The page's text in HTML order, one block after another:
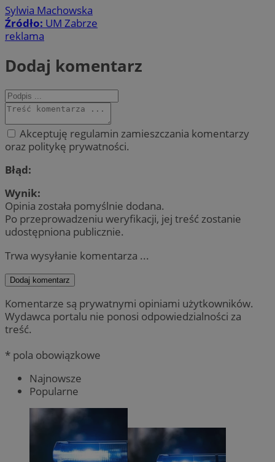
Sylwia Machowska
Źródło: UM Zabrze
reklama
Dodaj komentarz
Akceptuję regulamin zamieszczania komentarzy
oraz politykę prywatności.
Błąd:
Wynik:
Opinia została pomyślnie dodana.
Po przeprowadzeniu weryfikacji, jej treść zostanie
udostępniona publicznie.
Trwa wysyłanie komentarza ...
Dodaj komentarz
Komentarze są prywatnymi opiniami użytkowników.
Wydawca portalu nie ponosi odpowiedzialności za
treść.
* pola obowiązkowe
Najnowsze
Popularne